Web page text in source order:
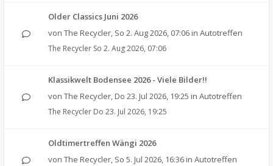
Older Classics Juni 2026
von The Recycler, So 2. Aug 2026, 07:06 in Autotreffen
The Recycler So 2. Aug 2026, 07:06
Klassikwelt Bodensee 2026 - Viele Bilder!!
von The Recycler, Do 23. Jul 2026, 19:25 in Autotreffen
The Recycler Do 23. Jul 2026, 19:25
Oldtimertreffen Wängi 2026
von The Recycler, So 5. Jul 2026, 16:36 in Autotreffen